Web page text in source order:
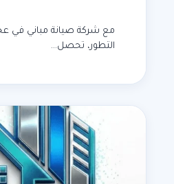
مع شركة صيانة مباني في
التطور، تحصل…